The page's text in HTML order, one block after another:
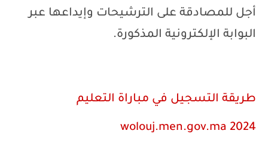
أجل للمصادقة على الترشيحات وإيداعها عبر
البوابة الإلكترونية المذكورة.
طريقة التسجيل في مباراة التعليم
2024
wolouj.men.gov.ma